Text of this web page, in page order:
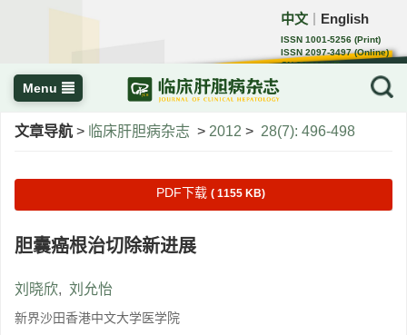
中文 English
ISSN 1001-5256 (Print)
ISSN 2097-3497 (Online)
CN 22-1108/R
Menu
文章导航 > 临床肝胆病杂志 > 2012 > 28(7): 496-498
PDF下载 ( 1155 KB)
胆囊癌根治切除新进展
刘晓欣, 刘允怡
新界沙田香港中文大学医学院